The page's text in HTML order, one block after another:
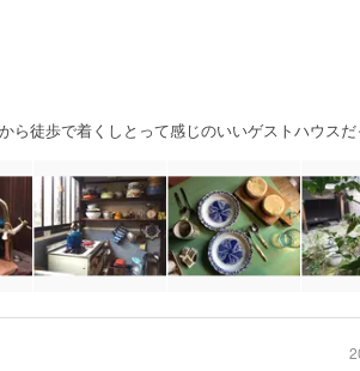
ら徒歩で着くしとって感じのいいゲストハウスだ